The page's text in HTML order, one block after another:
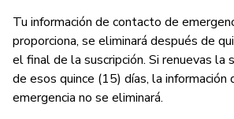
Tu información de contacto de
proporciona, se eliminará después de
el final de la suscripción. Si renuevas la
de esos quince (15) días, la información
emergencia no se eliminará.